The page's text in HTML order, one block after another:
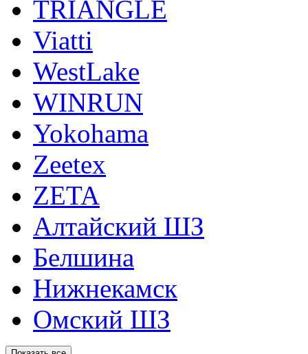
TRIANGLE
Viatti
WestLake
WINRUN
Yokohama
Zeetex
ZETA
Алтайский ШЗ
Белшина
Нижнекамск
Омский ШЗ